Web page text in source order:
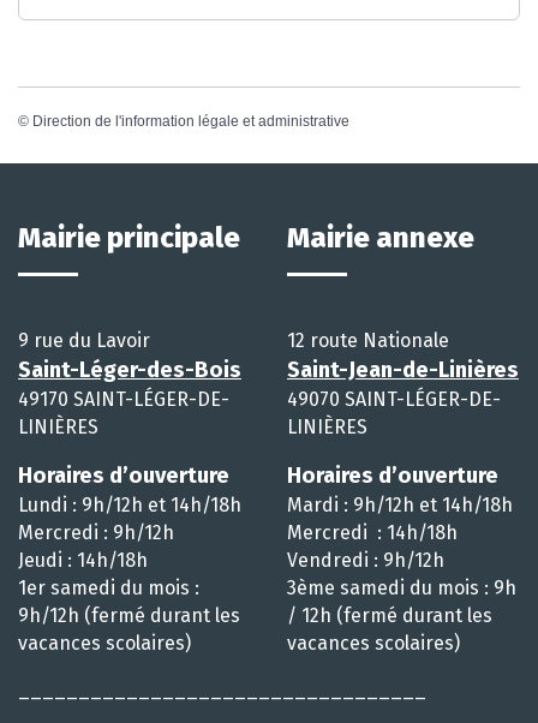
© Direction de l'information légale et administrative
Mairie principale
9 rue du Lavoir
Saint-Léger-des-Bois
49170 SAINT-LÉGER-DE-
LINIÈRES
Horaires d’ouverture
Lundi : 9h/12h et 14h/18h
Mercredi : 9h/12h
Jeudi : 14h/18h
1er samedi du mois :
9h/12h (fermé durant les
vacances scolaires)
Mairie annexe
12 route Nationale
Saint-Jean-de-Linières
49070 SAINT-LÉGER-DE-
LINIÈRES
Horaires d’ouverture
Mardi : 9h/12h et 14h/18h
Mercredi : 14h/18h
Vendredi : 9h/12h
3ème samedi du mois : 9h
/ 12h (fermé durant les
vacances scolaires)